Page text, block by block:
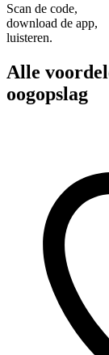
Scan de code,
download de app,
luisteren.
Alle
oogopslag